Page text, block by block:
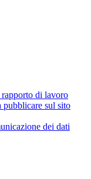
di lavoro
pubblicare sul sito
dei dati